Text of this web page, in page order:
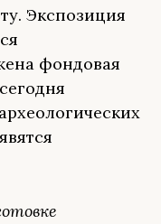
Экспозиция
фондовая